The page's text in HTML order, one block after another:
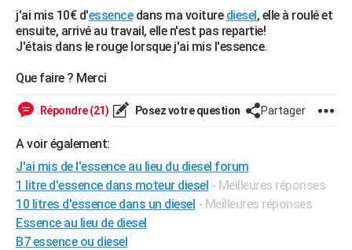
Guides de France
Escapades
Patrimoine
Expositions
Musées
Week-end nature
+LIFESTYLE
SANTE
VOYAGE
GUIDES D'ACHAT
BONS PLANS
CARTE DE VOEUX
j'ai mis 10€ d'essencedans ma voiture diesel, elle à roulé et
ensuite, arrivé au travail, elle n'est pas repartie!
J'étais dans le rouge lorsque j'ai mis l'essence.
Que faire ? Merci
Répondre (21) Posez votre question Partager
A voir également:
J'ai mis de l'essence au lieu du diesel forum
1 litre d'essence dans moteur diesel - Meilleures réponses
10 litres d'essence dans un diesel - Meilleures réponses
Essence au lieu de diesel
B7 essence ou diesel